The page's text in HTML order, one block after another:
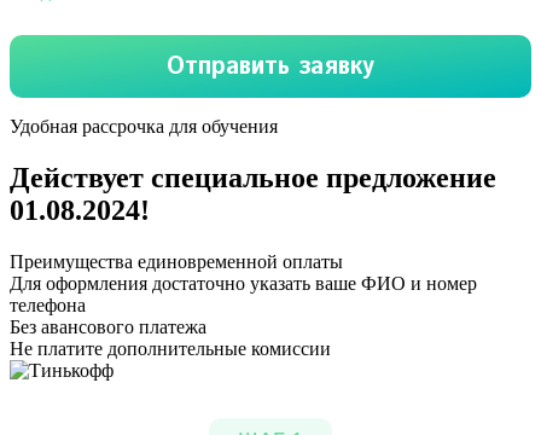
Удобная рассрочка для обучения
Действует специальное предложение
01.08.2024!
Преимущества единовременной оплаты
Для оформления достаточно указать ваше ФИО и номер
телефона
Без авансового платежа
Не платите дополнительные комиссии